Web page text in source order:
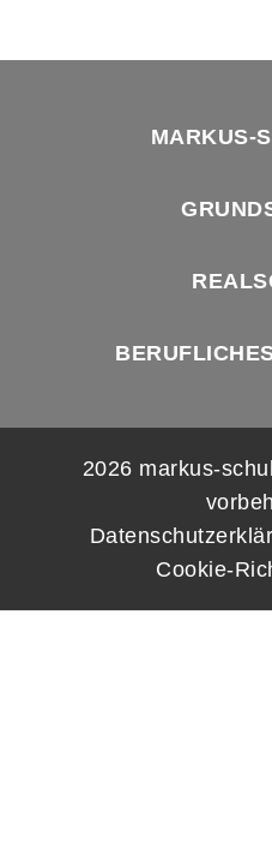
MARKUS-
2026 markus-
Cookie-